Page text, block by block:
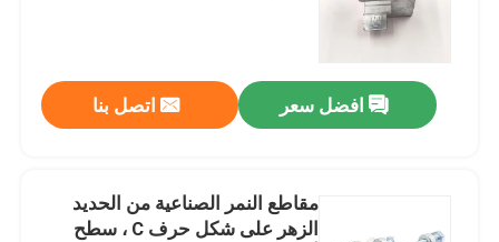
افضل سعر اتصل بنا
مقاطع النمر الصناعية من الحديد
الزهر على شكل حرف C ، سطح